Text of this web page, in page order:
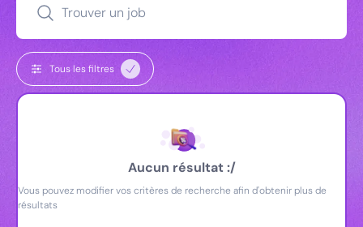
Trouver un job
Tous les filtres
Aucun résultat :/
Vous pouvez modifier vos critères de recherche afin d'obtenir plus de
résultats